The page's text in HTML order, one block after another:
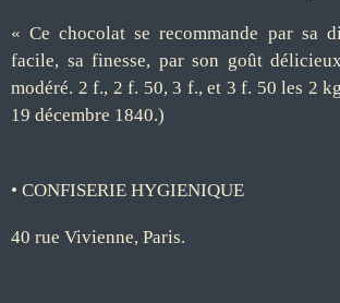
« Cechocolat se recommande par sa
facile, sa finesse, par son goût
modéré. 2 f., 2 f. 50, 3 f., et 3 f. 50 les 2
19 décembre 1840.)
• CONFISERIE HYGIENIQUE
40 rue Vivienne, Paris.